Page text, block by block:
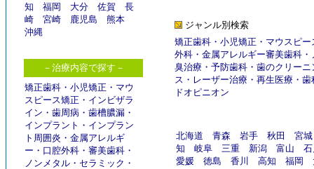
知
福岡 大分 佐賀
長
崎
宮崎 鹿児島
熊本
沖縄
－治療内容で探す－
矯正歯科 ・ 小児矯正 ・ マウ
スピース矯正 ・ インビザラ
イン ・ 歯周病 ・ 歯槽膿漏 ・
インプラント ・ インプラン
ト周囲炎 ・ 金属アレルギ
ー ・ 口腔外科 ・ 審美歯科 ・
ノンメタル ・ セラミック ・
ジャンル別検索
矯正歯科 ・ 小児矯正 ・ マウスピー
外科 ・ 金属アレルギー審美歯科 ・
臭治療 ・ 予防歯科 ・ 歯のクリーニ
ス ・ レーザー治療 ・ 再生医療 ・ 歯
ドオピニオン
北海道 青森 岩手 秋田
宮城
知
岐阜 三重 新潟 富山
愛媛
徳島 香川 高知 福岡